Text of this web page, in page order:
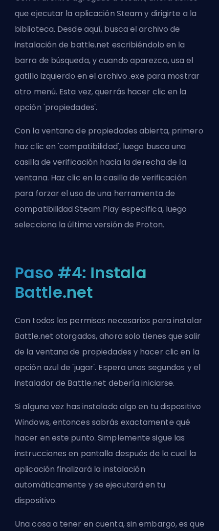
que ejecutar la aplicación Steam y dirigirte a la
biblioteca. Desde aquí, busca el archivo de
instalación de battle.net escribiéndolo en la
barra de búsqueda, y cuando aparezca, usa el
gatillo izquierdo en el archivo .exe para mostrar
otro menú. Esta vez, querrás hacer clic en la
opción 'propiedades'.
Con la ventana de propiedades abierta, primero
haz clic en 'compatibilidad', luego busca una
casilla de verificación hacia la derecha de la
ventana. Haz clic en la casilla de verificación
para forzar el uso de una herramienta de
compatibilidad Steam Play específica, luego
selecciona la última versión de Proton.
Paso #4: Instala
Battle.net
Con todos los permisos necesarios para instalar
Battle.net otorgados, ahora solo tienes que salir
de la ventana de propiedades y hacer clic en la
opción azul de 'jugar'. Espera unos segundos y el
instalador de Battle.net debería iniciarse.
Si alguna vez has instalado algo en tu dispositivo
Windows, entonces sabrás exactamente qué
hacer en este punto. Simplemente sigue las
instrucciones en pantalla después de lo cual la
aplicación finalizará la instalación
automáticamente y se ejecutará en tu
dispositivo.
Una cosa a tener en cuenta, sin embargo, es que